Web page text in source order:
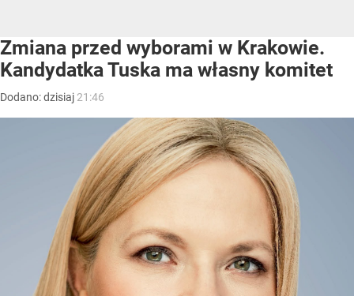
Zmiana przed wyborami w Krakowie.
Kandydatka Tuska ma własny komitet
Dodano:dzisiaj 21:46